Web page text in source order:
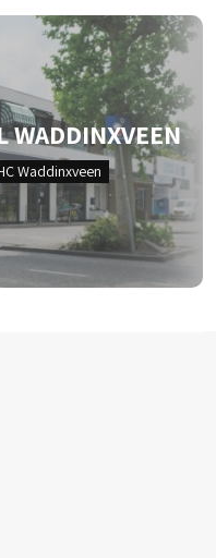
WADDINXVEEN
Waddinxveen